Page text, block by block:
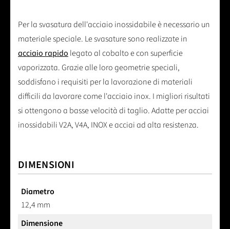
Per la svasatura dell'acciaio inossidabile è necessario un
materiale speciale. Le svasature sono realizzate in
acciaio rapido legato al cobalto e con superficie
vaporizzata. Grazie alle loro geometrie speciali,
soddisfano i requisiti per la lavorazione di materiali
difficili da lavorare come l'acciaio inox. I migliori risultati
si ottengono a basse velocità di taglio. Adatte per acciai
inossidabili V2A, V4A, INOX e acciai ad alta resistenza.
DIMENSIONI
Diametro
12,4 mm
Dimensione